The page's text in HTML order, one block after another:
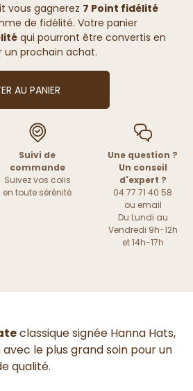
vous gagnerez 7 Point fidélité
de fidélité. Votre panier
qui pourront être convertis en
un prochain achat.
AU PANIER
Suivi de
commande
Suivez vos colis
en toute sérénité
Une question ?
Un conseil
d'expert ?
04 77 71 40 58
ou email
Du Lundi au
Vendredi 9h-12h
et 14h-17h
classique signée Hanna Hats,
le plus grand soin pour un
qualité.